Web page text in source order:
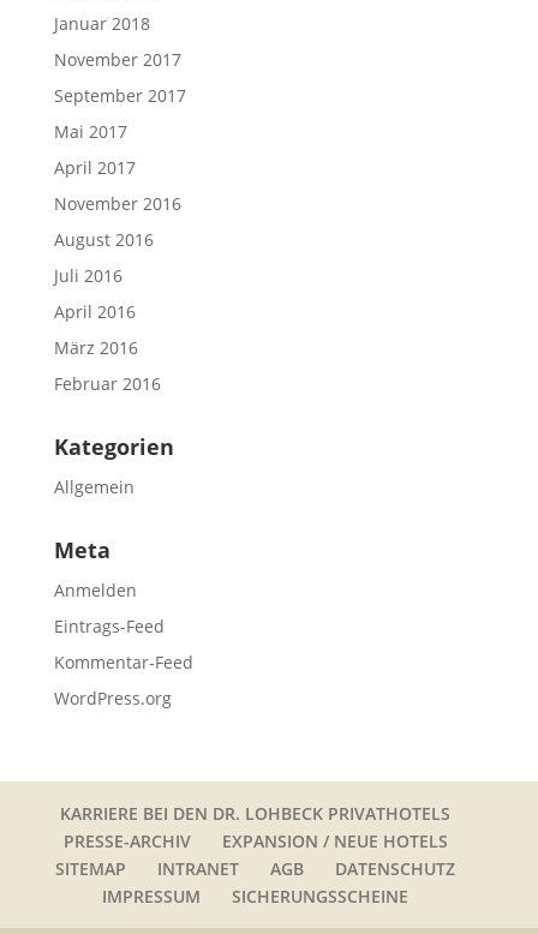
Januar 2018
November 2017
September 2017
Mai 2017
April 2017
November 2016
August 2016
Juli 2016
April 2016
März 2016
Februar 2016
Kategorien
Allgemein
Meta
Anmelden
Eintrags-Feed
Kommentar-Feed
WordPress.org
KARRIERE BEI DEN DR. LOHBECK PRIVATHOTELS
PRESSE-ARCHIV
EXPANSION / NEUE HOTELS
SITEMAP
INTRANET AGB
DATENSCHUTZ
IMPRESSUM
SICHERUNGSSCHEINE